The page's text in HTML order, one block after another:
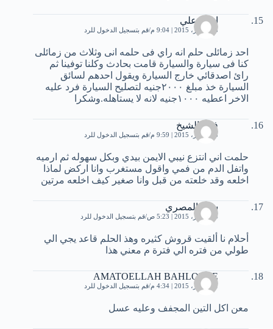
احمد علي
13 أكتوبر، 2015 | 9:04 م قم بتسجيل الدخول للرد
احد زمائلى حلم انه راي فى حلمه انى وثلاث من زمائلى
كنا فى سيارة والسيارة قامت بحادث وكلنا توفينا ثم
رائ اصدقائي خارج السيارة ويقول احدهم لسائق
السيارة خذ مبلغ ٢٠٠٠جنيه لتصليح السيارة فرد عليه
الاخر اعطيه ١٠٠٠جنيه لانه لا يستاهله.وشكرا
فؤاد الشيخ
13 أكتوبر، 2015 | 9:59 م قم بتسجيل الدخول للرد
حلمت اني انتزع نيبي الايمن بيدي وبكل سهوله ثم ارميه
واتفل الدم من فمي واقول مستغرب وانا اركض لماذا
اخلعه وقد خلعته من قبل وانا صغير كيف اخلعه مرتين
سعد المصري
14 أكتوبر، 2015 | 5:23 ص قم بتسجيل الدخول للرد
أحلام نا ألقيت قروش كثيره وهذ الحلم قاعد يجي الي
طولي من فتره الي فترة م معني هذا
AMATOELLAH BAHLOULE
21 أكتوبر، 2015 | 4:34 م قم بتسجيل الدخول للرد
معن اكل التين المجفف وعليه عسل